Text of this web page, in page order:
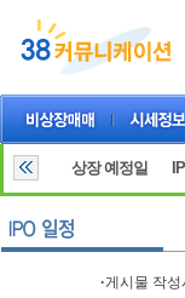
상장 예정일
·게시물 작